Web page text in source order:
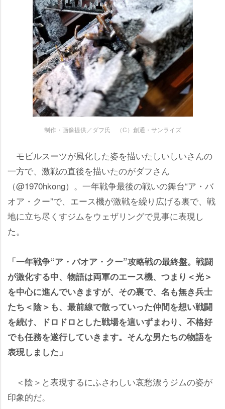
制作・画像提供／ダフ氏 （C）創通・サンライズ
モビルスーツが風化した姿を描いたしいしいさんの
一方で、激戦の直後を描いたのがダフさん
（@1970hkong）。一年戦争最後の戦いの舞台“ア・バ
オア・クー”で、エース機が激戦を繰り広げる裏で、戦
地に立ち尽くすジムをウェザリングで見事に表現し
た。
「一年戦争“ア・バオア・クー”攻略戦の最終盤。戦闘
が激化する中、物語は両軍のエース機、つまり＜光＞
を中心に進んでいきますが、その裏で、名も無き兵士
たち＜陰＞も、最前線で散っていった仲間を想い戦闘
を続け、ドロドロとした戦場を這いずまわり、不格好
でも任務を遂行していきます。そんな男たちの物語を
表現しました」
＜陰＞と表現するにふさわしい哀愁漂うジムの姿が
印象的だ。